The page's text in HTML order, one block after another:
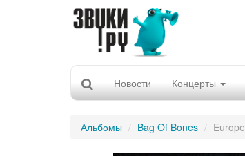
Новости Концерты
Альбомы Bag Of Bones Europe